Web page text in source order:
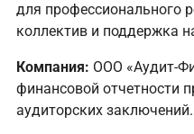
для профессионального
коллектив и поддержка
Компания: ООО «Аудит-
финансовой отчетности
аудиторских заключений.